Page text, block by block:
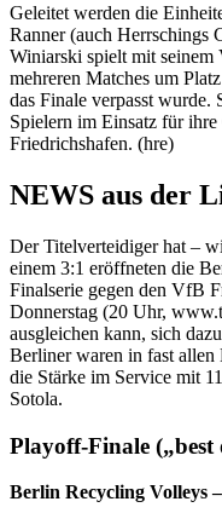
Geleitet werden die
Ranner (auch Herrschings
Winiarski spielt mit seinem
mehreren Matches um
das Finale verpasst wurde.
Spielern im Einsatz für
Friedrichshafen. (hre)
NEWS aus der
Der Titelverteidiger hat –
einem 3:1 eröffneten die
Finalserie gegen den VfB
Donnerstag (20 Uhr,
ausgleichen kann, sich
Berliner waren in fast allen
die Stärke im Service mit
Sotola.
Playoff-Finale („best
Berlin Recycling Volleys